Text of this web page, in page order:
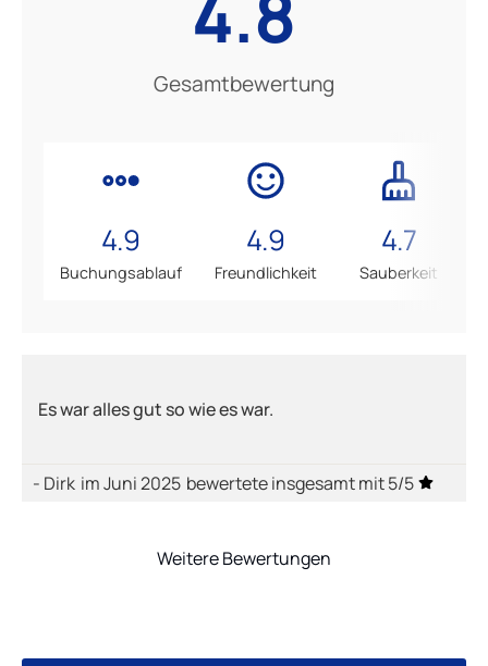
Gesamtbewertung
4.9
Buchungsablauf
4.9
Freundlichkeit
4.7
Sauberkeit
Es war alles gut so wie es war.
- Dirk im Juni 2025 bewertete insgesamt mit 5/5
Weitere Bewertungen